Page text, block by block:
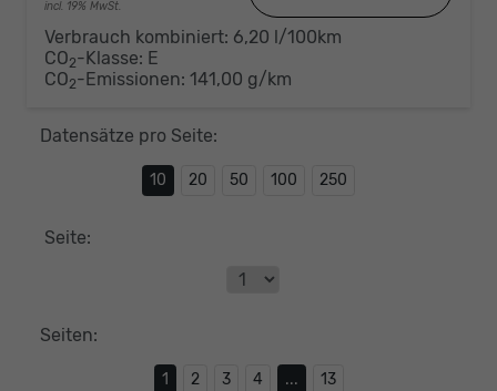
incl. 19% MwSt.
Verbrauch kombiniert: 6,20 l/100km
CO2-Klasse: E
CO2-Emissionen: 141,00 g/km
Datensätze pro Seite:
10 20 50 100 250
Seite:
Seiten:
1 2 3 4 ... 13